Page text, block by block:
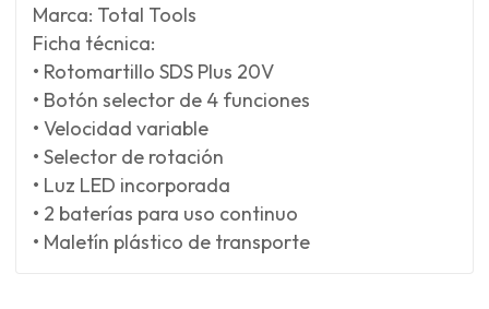
Marca: Total Tools
Ficha técnica:
• Rotomartillo SDS Plus 20V
• Botón selector de 4 funciones
• Velocidad variable
• Selector de rotación
• Luz LED incorporada
• 2 baterías para uso continuo
• Maletín plástico de transporte